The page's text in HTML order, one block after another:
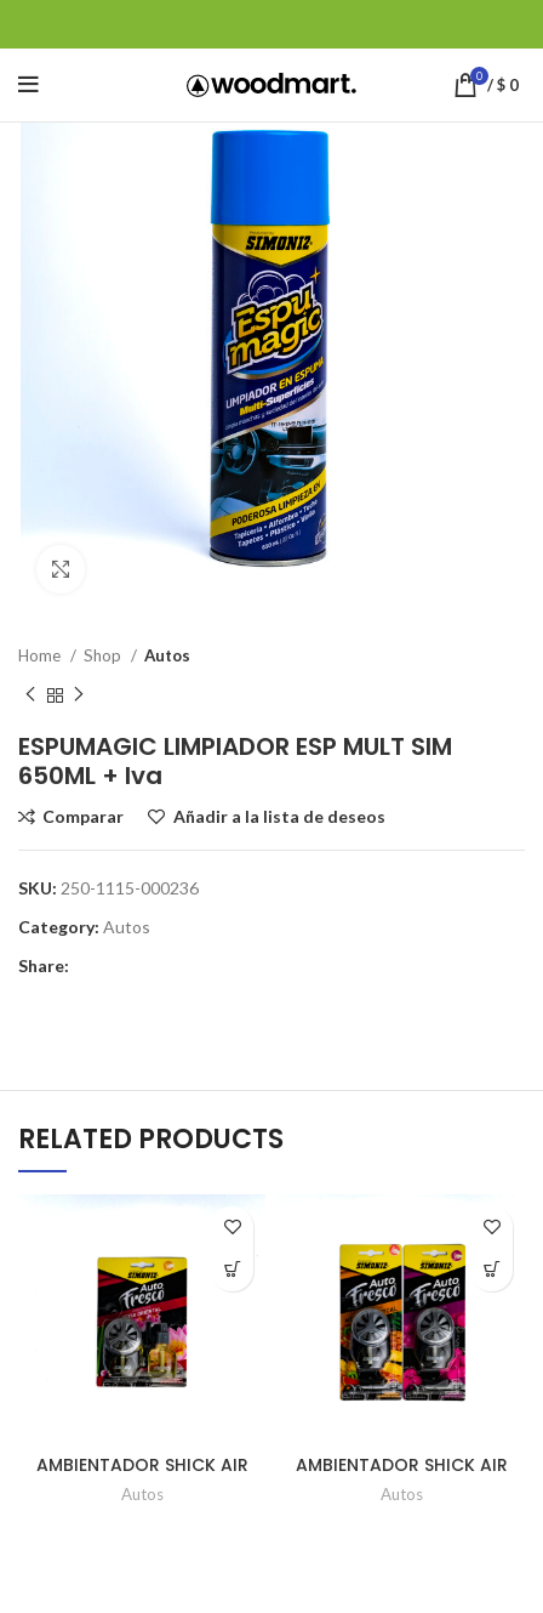
0 /$ 0
Home Shop Autos
ESPUMAGIC LIMPIADOR ESP MULT SIM
650ML + Iva
Comparar Añadir a la lista de deseos
SKU: 250-1115-000236
Category: Autos
Share:
RELATED PRODUCTS
AMBIENTADOR SHICK AIR
TECH + REPUESTO Ud x
10ml
Autos
AMBIENTADOR SHICK AIR
STILY
Autos